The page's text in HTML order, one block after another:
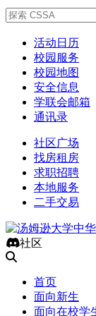
活动日历
校园服务
校园地图
安全信息
学联会邮箱
通讯录
社区广场
找房租房
求职招聘
本地服务
二手交易
社区
首页
面向新生
面向在校学